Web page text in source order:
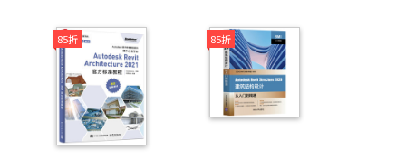
85折 85折